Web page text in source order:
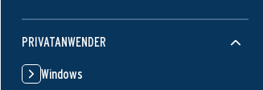
PRIVATANWENDER
Windows